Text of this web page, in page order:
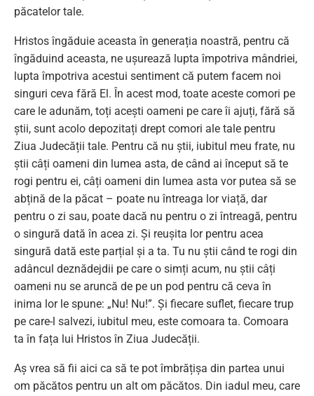
păcatelor tale.
Hristos îngăduie aceasta în generația noastră, pentru că
îngăduind aceasta, ne ușurează lupta împotriva mândriei,
lupta împotriva acestui sentiment că putem facem noi
singuri ceva fără El. În acest mod, toate aceste comori pe
care le adunăm, toți acești oameni pe care îi ajuți, fără să
știi, sunt acolo depozitați drept comori ale tale pentru
Ziua Judecății tale. Pentru că nu știi, iubitul meu frate, nu
știi câți oameni din lumea asta, de când ai început să te
rogi pentru ei, câți oameni din lumea asta vor putea să se
abțină de la păcat – poate nu întreaga lor viață, dar
pentru o zi sau, poate dacă nu pentru o zi întreagă, pentru
o singură dată în acea zi. Și reușita lor pentru acea
singură dată este parțial și a ta. Tu nu știi când te rogi din
adâncul deznădejdii pe care o simți acum, nu știi câți
oameni nu se aruncă de pe un pod pentru că ceva în
inima lor le spune: „Nu! Nu!”. Și fiecare suflet, fiecare trup
pe care-l salvezi, iubitul meu, este comoara ta. Comoara
ta în fața lui Hristos în Ziua Judecății.
Aș vrea să fii aici ca să te pot îmbrățișa din partea unui
om păcătos pentru un alt om păcătos. Din iadul meu, care